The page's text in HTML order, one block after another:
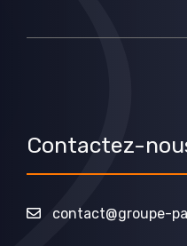
Contactez-
contact@groupe-